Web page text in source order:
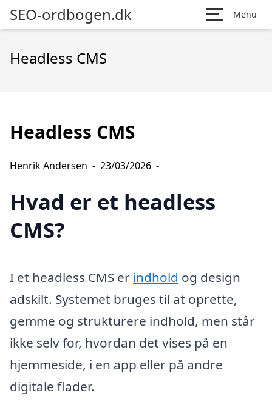
SEO-ordbogen.dk Menu
Headless CMS
Headless CMS
Henrik Andersen - 23/03/2026 -
Hvad er et headless
CMS?
I et headless CMS er indhold og design
adskilt. Systemet bruges til at oprette,
gemme og strukturere indhold, men står
ikke selv for, hvordan det vises på en
hjemmeside, i en app eller på andre
digitale flader.